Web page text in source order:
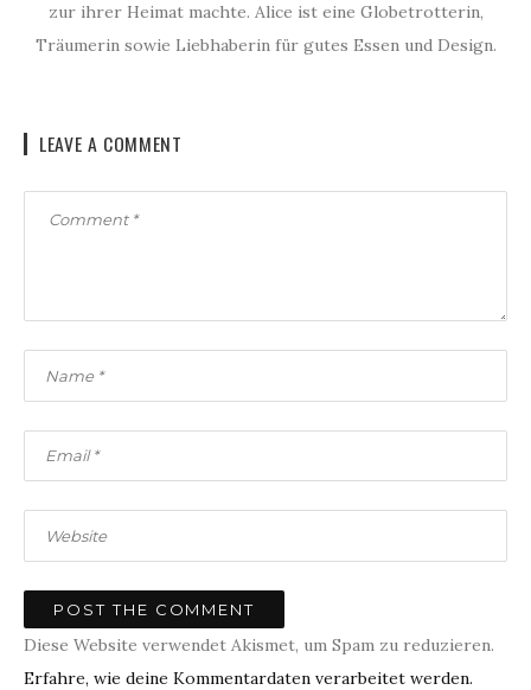
zur ihrer Heimat machte. Alice ist eine Globetrotterin,
Träumerin sowie Liebhaberin für gutes Essen und Design.
LEAVE A COMMENT
Diese Website verwendet Akismet, um Spam zu reduzieren.
Erfahre, wie deine Kommentardaten verarbeitet werden.